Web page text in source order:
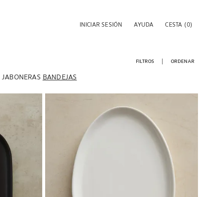
INICIAR SESIÓN AYUDA CESTA (0)
JABONERAS BANDEJAS
FILTROS ORDENAR
Imagen cambiada a 1 de 5